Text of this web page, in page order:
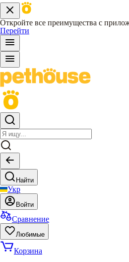
Откройте все преимущества с
Перейти
Найти
Укр
Войти
Сравнение
Любимые
Корзина